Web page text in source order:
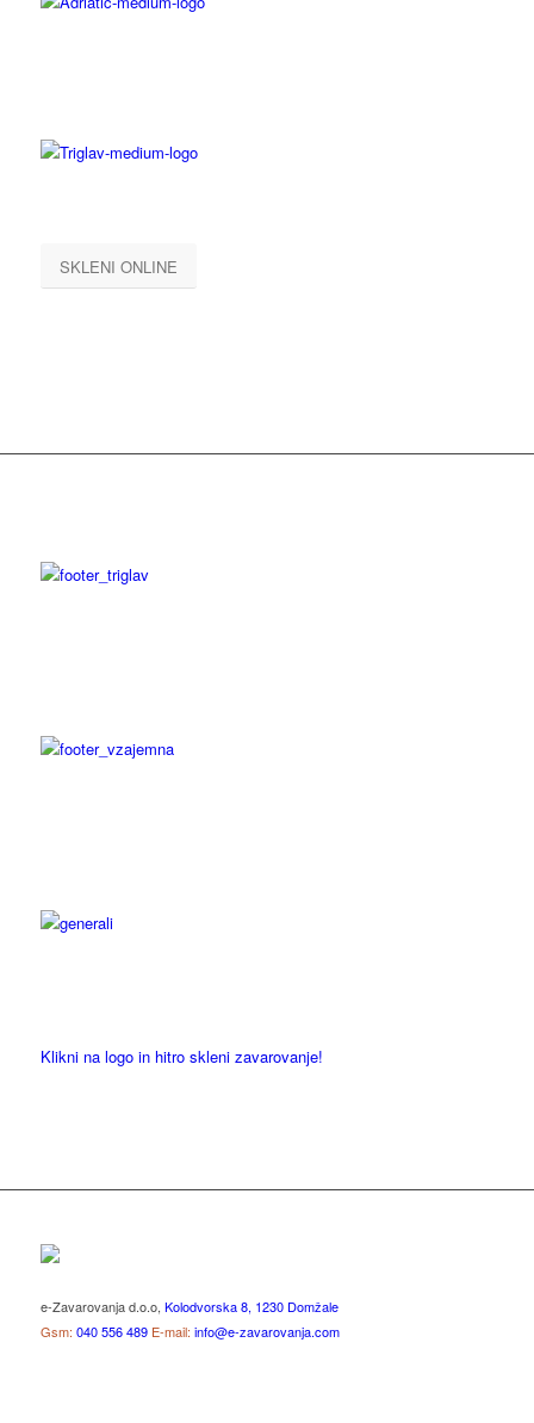
SKLENI ONLINE
Klikni na logo in hitro skleni zavarovanje!
e-Zavarovanja d.o.o, Kolodvorska 8, 1230 Domžale
Gsm: 040 556 489 E-mail: info@e-zavarovanja.com